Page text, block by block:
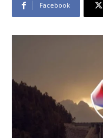
Facebook